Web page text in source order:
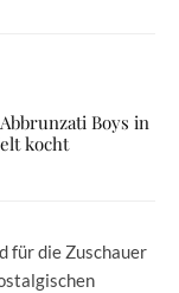
Boys in
kocht
für die Zuschauer